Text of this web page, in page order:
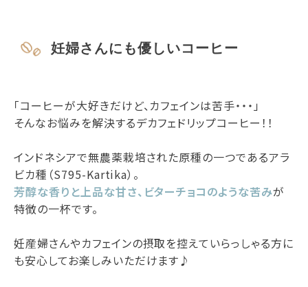
妊婦さんにも優しいコーヒー
「コーヒーが大好きだけど、カフェインは苦手・・・」
そんなお悩みを解決するデカフェドリップコーヒー！！
インドネシアで無農薬栽培された原種の一つであるアラ
ビカ種（S795-Kartika）。
芳醇な香りと上品な甘さ、ビターチョコのような苦みが
特徴の一杯です。
妊産婦さんやカフェインの摂取を控えていらっしゃる方に
も安心してお楽しみいただけます♪